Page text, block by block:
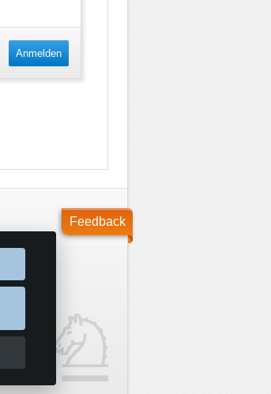
Anmelden
Feedback